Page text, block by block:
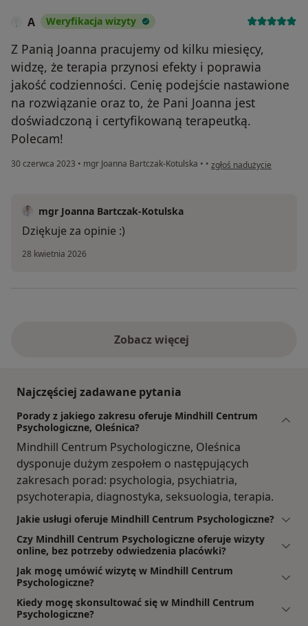
A Weryfikacja wizyty
Z Panią Joanna pracujemy od kilku miesięcy,
widzę, że terapia przynosi efekty i poprawia
jakość codzienności. Cenię podejście nastawione
na rozwiązanie oraz to, że Pani Joanna jest
doświadczoną i certyfikowaną terapeutką.
Polecam!
30 czerwca 2023 • mgr Joanna Bartczak-Kotulska • • w opinii użytkownika A
zgłoś nadużycie
mgr Joanna Bartczak-Kotulska
Dziękuje za opinie :)
28 kwietnia 2026
Zobacz więcej
Najczęściej zadawane pytania
Porady z jakiego zakresu oferuje Mindhill Centrum
Psychologiczne, Oleśnica?
Mindhill Centrum Psychologiczne, Oleśnica
dysponuje dużym zespołem o następujących
zakresach porad: psychologia, psychiatria,
psychoterapia, diagnostyka, seksuologia, terapia.
Jakie usługi oferuje Mindhill Centrum Psychologiczne?
Czy Mindhill Centrum Psychologiczne oferuje wizyty
online, bez potrzeby odwiedzenia placówki?
Jak mogę umówić wizytę w Mindhill Centrum
Psychologiczne?
Kiedy mogę skonsultować się w Mindhill Centrum
Psychologiczne?